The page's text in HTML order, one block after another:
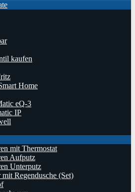
kaufen
Home
eQ-3
IP
mit Thermostat
Aufputz
Unterputz
Regendusche (Set)